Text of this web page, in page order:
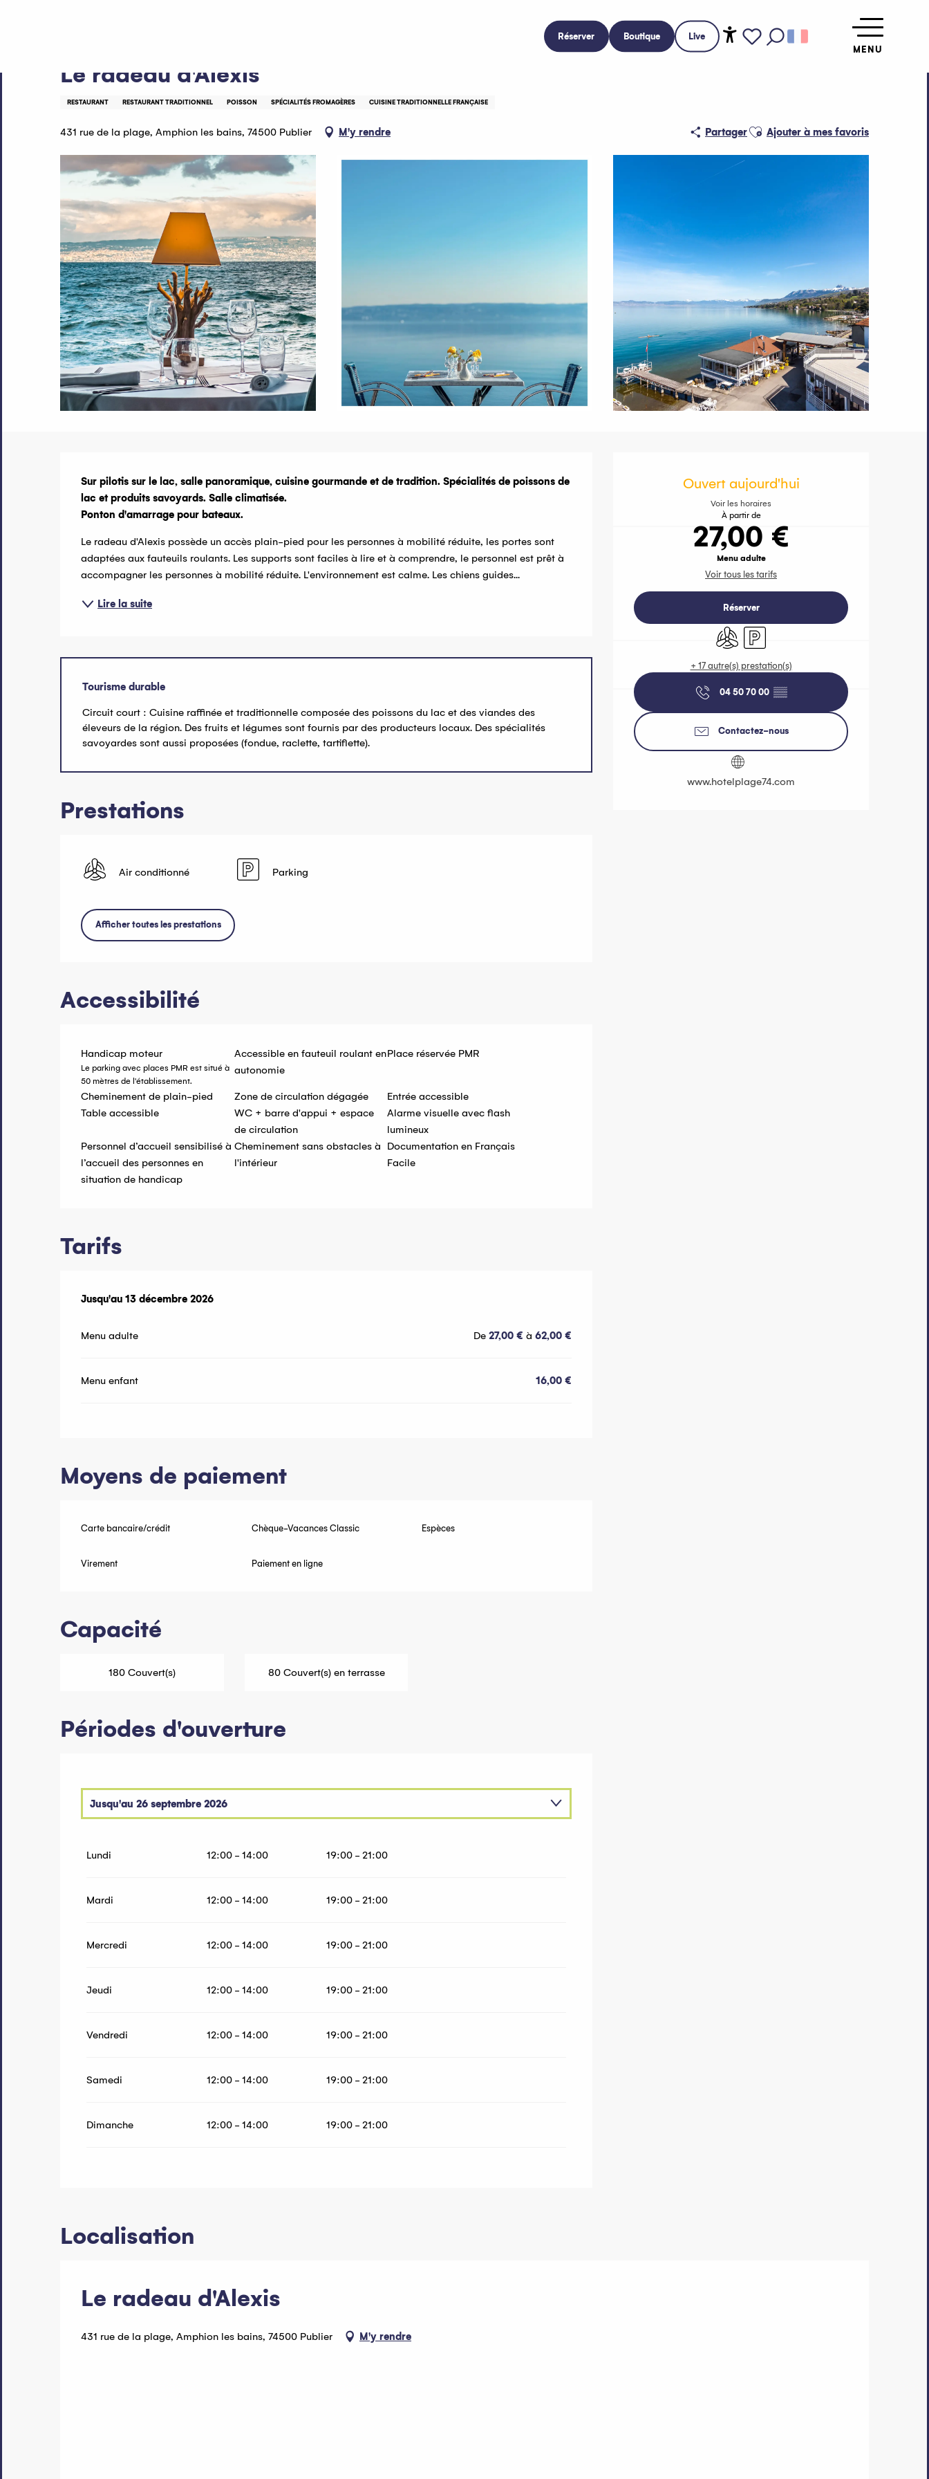
Réserver Boutique Live
MENU
Le radeau d'Alexis
RESTAURANT RESTAURANT TRADITIONNEL POISSON SPÉCIALITÉS FROMAGÈRES CUISINE TRADITIONNELLE FRANÇAISE
431 rue de la plage, Amphion les bains, 74500 Publier M'y rendre PartagerAjouter aux favoris
Ajouter à mes favoris
Ouverture et
Ouvert aujourd'hui
Voir les horaires
À partir de
27,00 €
Menu adulte
Voir tous les tarifs
Réserver
Air conditionné
Parking
+ 17 autre(s) prestation(s)
04 50 70 00 ▒▒
Contactez-nous
www.hotelplage74.com
Description
Sur pilotis sur le lac, salle panoramique, cuisine gourmande et de tradition. Spécialités de poissons de
lac et produits savoyards. Salle climatisée.
Ponton d'amarrage pour bateaux.
Le radeau d'Alexis possède un accès plain-pied pour les personnes à mobilité réduite, les portes sont
adaptées aux fauteuils roulants. Les supports sont faciles à lire et à comprendre, le personnel est prêt à
accompagner les personnes à mobilité réduite. L'environnement est calme. Les chiens guides...
Lire la suite
Tourisme durable
Circuit court : Cuisine raffinée et traditionnelle composée des poissons du lac et des viandes des
éleveurs de la région. Des fruits et légumes sont fournis par des producteurs locaux. Des spécialités
savoyardes sont aussi proposées (fondue, raclette, tartiflette).
Prestations
Air conditionné Parking
Afficher toutes les prestations
Accessibilité
Handicap moteur
Le parking avec places PMR est situé à
50 mètres de l'établissement.
Accessible en fauteuil roulant en
autonomie
Place réservée PMR
Cheminement de plain-pied Zone de circulation dégagée
Entrée accessible
Table accessible
WC + barre d'appui + espace
de circulation
Alarme visuelle avec flash
lumineux
Personnel d’accueil sensibilisé à
l’accueil des personnes en
situation de handicap
Cheminement sans obstacles à
l'intérieur
Documentation en Français
Facile
Tarifs
Du14 mars 2026au13 décembre 2026
Jusqu'au 13 décembre 2026
Menu adulte De27,00 € à62,00 €
Menu enfant 16,00 €
Moyens de paiement
Carte bancaire/crédit Chèque-Vacances Classic Espèces
Virement Paiement en ligne
Capacité
180 Couvert(s) 80 Couvert(s) en terrasse
Périodes d'ouverture
Jusqu'au 26 septembre 2026
Lundi 12:00 - 14:00 19:00 - 21:00
Mardi 12:00 - 14:00 19:00 - 21:00
Mercredi 12:00 - 14:00 19:00 - 21:00
Jeudi 12:00 - 14:00 19:00 - 21:00
Vendredi 12:00 - 14:00 19:00 - 21:00
Samedi 12:00 - 14:00 19:00 - 21:00
Dimanche 12:00 - 14:00 19:00 - 21:00
Localisation
Le radeau d'Alexis
431 rue de la plage, Amphion les bains, 74500 Publier M'y rendre